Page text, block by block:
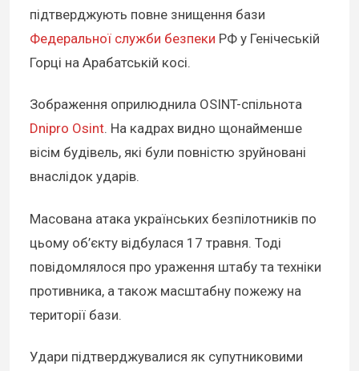
підтверджують повне знищення бази
Федеральної служби безпеки РФ у Генічеській
Горці на Арабатській косі.
Зображення оприлюднила OSINT-спільнота
Dnipro Osint. На кадрах видно щонайменше
вісім будівель, які були повністю зруйновані
внаслідок ударів.
Масована атака українських безпілотників по
цьому об’єкту відбулася 17 травня. Тоді
повідомлялося про ураження штабу та техніки
противника, а також масштабну пожежу на
території бази.
Удари підтверджувалися як супутниковими